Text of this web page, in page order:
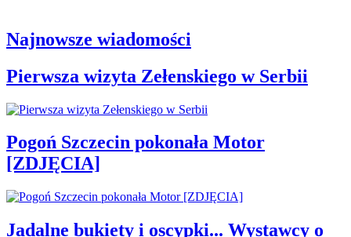
Najnowsze wiadomości
Pierwsza wizyta Zełenskiego w Serbii
Pogoń Szczecin pokonała Motor
[ZDJĘCIA]
Jadalne bukiety i oscypki... Wystawcy o